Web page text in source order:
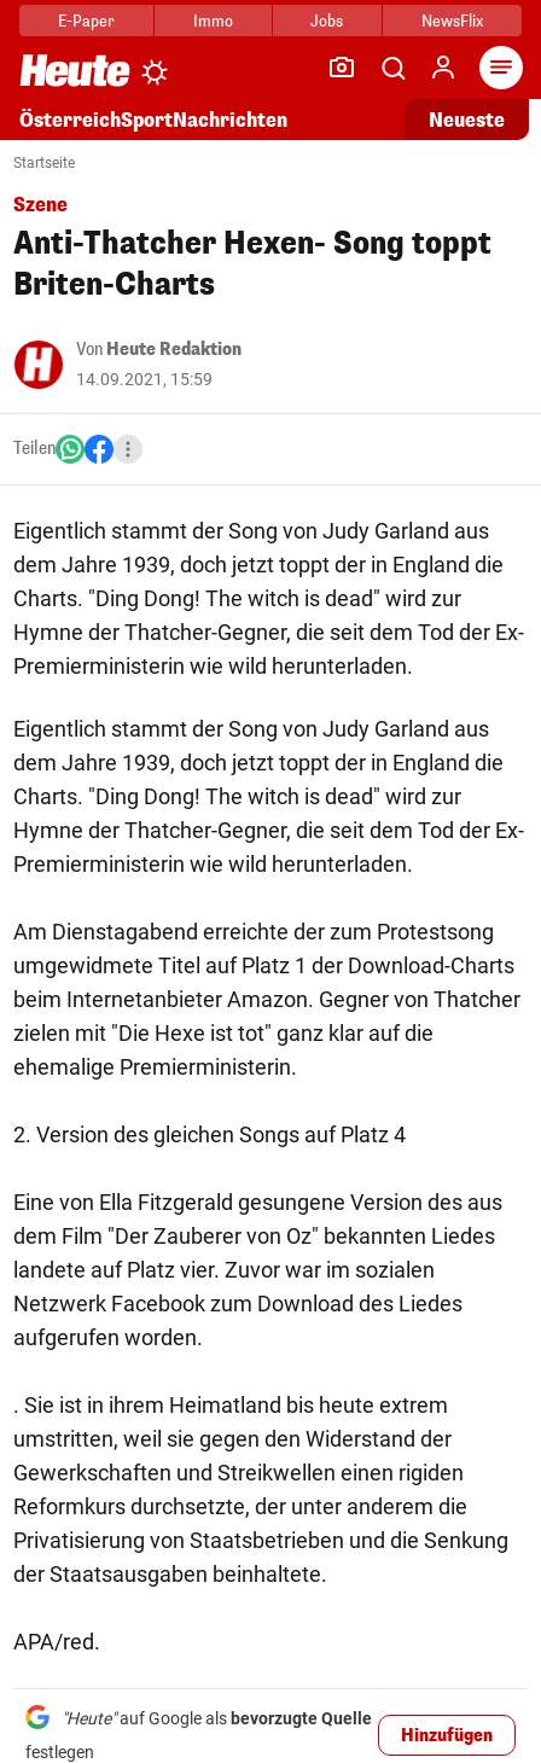
E-Paper Immo Jobs NewsFlix
ÖsterreichSportNachrichten Neueste
Startseite
Szene
Anti-Thatcher Hexen- Song toppt
Briten-Charts
Von Heute Redaktion
14.09.2021, 15:59
Teilen
Eigentlich stammt der Song von Judy Garland aus
dem Jahre 1939, doch jetzt toppt der in England die
Charts. "Ding Dong! The witch is dead" wird zur
Hymne der Thatcher-Gegner, die seit dem Tod der Ex-
Premierministerin wie wild herunterladen.
Eigentlich stammt der Song von Judy Garland aus
dem Jahre 1939, doch jetzt toppt der in England die
Charts. "Ding Dong! The witch is dead" wird zur
Hymne der Thatcher-Gegner, die seit dem Tod der Ex-
Premierministerin wie wild herunterladen.
Am Dienstagabend erreichte der zum Protestsong
umgewidmete Titel auf Platz 1 der Download-Charts
beim Internetanbieter Amazon. Gegner von Thatcher
zielen mit "Die Hexe ist tot" ganz klar auf die
ehemalige Premierministerin.
2. Version des gleichen Songs auf Platz 4
Eine von Ella Fitzgerald gesungene Version des aus
dem Film "Der Zauberer von Oz" bekannten Liedes
landete auf Platz vier. Zuvor war im sozialen
Netzwerk Facebook zum Download des Liedes
aufgerufen worden.
. Sie ist in ihrem Heimatland bis heute extrem
umstritten, weil sie gegen den Widerstand der
Gewerkschaften und Streikwellen einen rigiden
Reformkurs durchsetzte, der unter anderem die
Privatisierung von Staatsbetrieben und die Senkung
der Staatsausgaben beinhaltete.
APA/red.
"Heute"auf Google als bevorzugte Quelle
festlegen
Hinzufügen